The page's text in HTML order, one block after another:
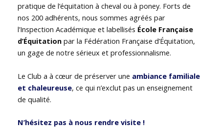
pratique de l’équitation à cheval ou à poney. Forts de
nos 200 adhérents, nous sommes agréés par
l’Inspection Académique et labellisés École Française
d’Équitation par la Fédération Française d’Équitation,
un gage de notre sérieux et professionnalisme.
Le Club a à cœur de préserver une ambiance familiale
et chaleureuse, ce qui n’exclut pas un enseignement
de qualité.
N’hésitez pas à nous rendre visite !